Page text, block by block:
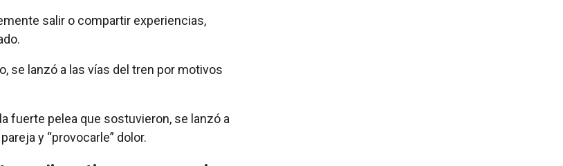
salir o compartir experiencias,
se lanzó a las vías del tren por motivos
fuerte pelea que sostuvieron, se lanzó a
y “provocarle” dolor.